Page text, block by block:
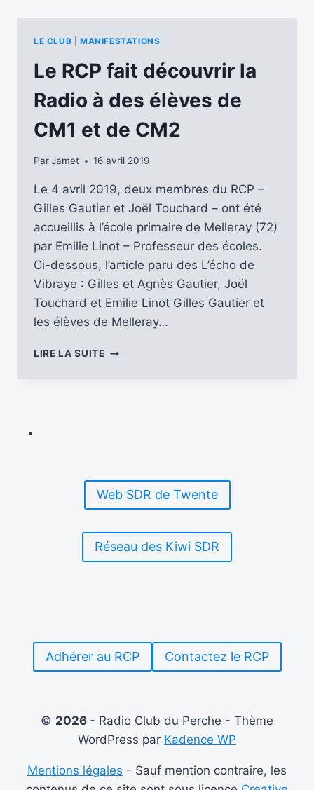
LE CLUB MANIFESTATIONS
Le RCP fait découvrir la
Radio à des élèves de
CM1 et de CM2
ParJamet 16 avril 2019
Le 4 avril 2019, deux membres du RCP –
Gilles Gautier et Joël Touchard – ont été
accueillis à l’école primaire de Melleray (72)
par Emilie Linot – Professeur des écoles.
Ci-dessous, l’article paru des L’écho de
Vibraye : Gilles et Agnès Gautier, Joël
Touchard et Emilie Linot Gilles Gautier et
les élèves de Melleray…
LIRE LA SUITELE
DE
CM1
ET
CM2
Web SDR de Twente
Réseau des Kiwi SDR
Adhérer au RCP Contactez le RCP
© 2026 - Radio Club du Perche - Thème
WordPress par Kadence WP
Mentions légales - Sauf mention contraire, les